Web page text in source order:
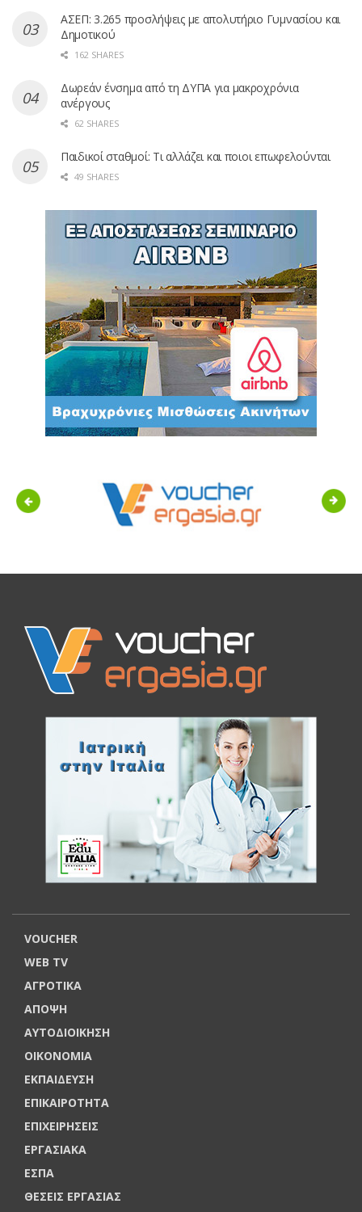
ΑΣΕΠ: 3.265 προσλήψεις με απολυτήριο Γυμνασίου και
Δημοτικού
162 SHARES
Δωρεάν ένσημα από τη ΔΥΠΑ για μακροχρόνια
ανέργους
62 SHARES
Παιδικοί σταθμοί: Τι αλλάζει και ποιοι επωφελούνται
49 SHARES
Previous Next
VOUCHER
WEB TV
ΑΓΡΟΤΙΚΑ
ΑΠΟΨΗ
ΑΥΤΟΔΙΟΙΚΗΣΗ
ΟΙΚΟΝΟΜΙΑ
ΕΚΠΑΙΔΕΥΣΗ
ΕΠΙΚΑΙΡΟΤΗΤΑ
ΕΠΙΧΕΙΡΗΣΕΙΣ
ΕΡΓΑΣΙΑΚΑ
ΕΣΠΑ
ΘΕΣΕΙΣ ΕΡΓΑΣΙΑΣ